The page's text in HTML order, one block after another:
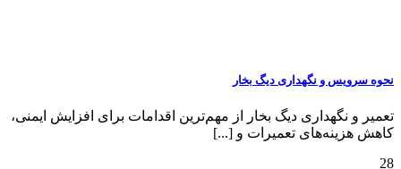
نحوه سرویس و نگهداری دیگ بخار
تعمیر و نگهداری دیگ بخار از مهم‌ترین اقدامات برای افزایش ایمنی،
کاهش هزینه‌های تعمیرات و [...]
28